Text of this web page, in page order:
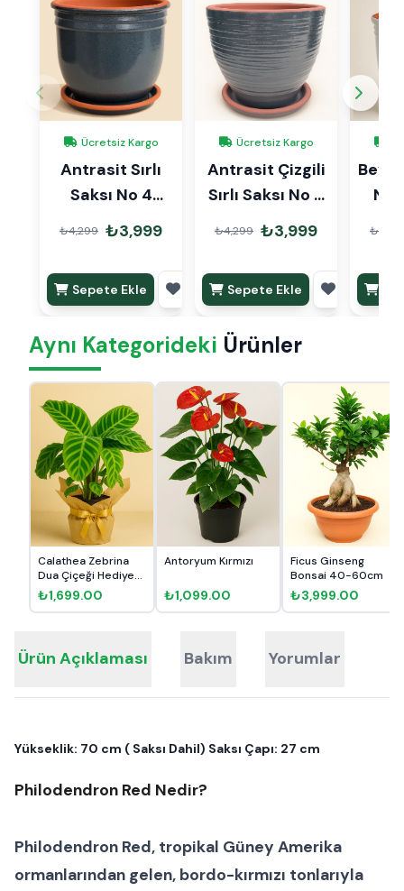
Ücretsiz Kargo
Antrasit Sırlı
Saksı No 4
Ø27cm
₺4,299 ₺3,999
Sepete Ekle
Ücretsiz Kargo
Antrasit Çizgili
Sırlı Saksı No 4
Ø27cm
₺4,299 ₺3,999
Sepete Ekle
Aynı Kategorideki Ürünler
Calathea Zebrina
Dua Çiçeği Hediye
Paket...
₺1,699.00
Antoryum Kırmızı
₺1,099.00
Ficus Ginseng
Bonsai 40-60cm
₺3,999.00
Ürün Açıklaması Bakım Yorumlar
Yükseklik: 70 cm ( Saksı Dahil) Saksı Çapı: 27 cm
Philodendron Red Nedir?
Philodendron Red, tropikal Güney Amerika
ormanlarından gelen, bordo-kırmızı tonlarıyla